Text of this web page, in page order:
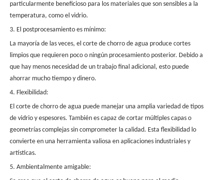
particularmente beneficioso para los materiales que son sensibles a la
temperatura, como el vidrio.
3. El postprocesamiento es mínimo:
La mayoría de las veces, el corte de chorro de agua produce cortes
limpios que requieren poco o ningún procesamiento posterior. Debido a
que hay menos necesidad de un trabajo final adicional, esto puede
ahorrar mucho tiempo y dinero.
4. Flexibilidad:
El corte de chorro de agua puede manejar una amplia variedad de tipos
de vidrio y espesores. También es capaz de cortar múltiples capas o
geometrías complejas sin comprometer la calidad. Esta flexibilidad lo
convierte en una herramienta valiosa en aplicaciones industriales y
artísticas.
5. Ambientalmente amigable: